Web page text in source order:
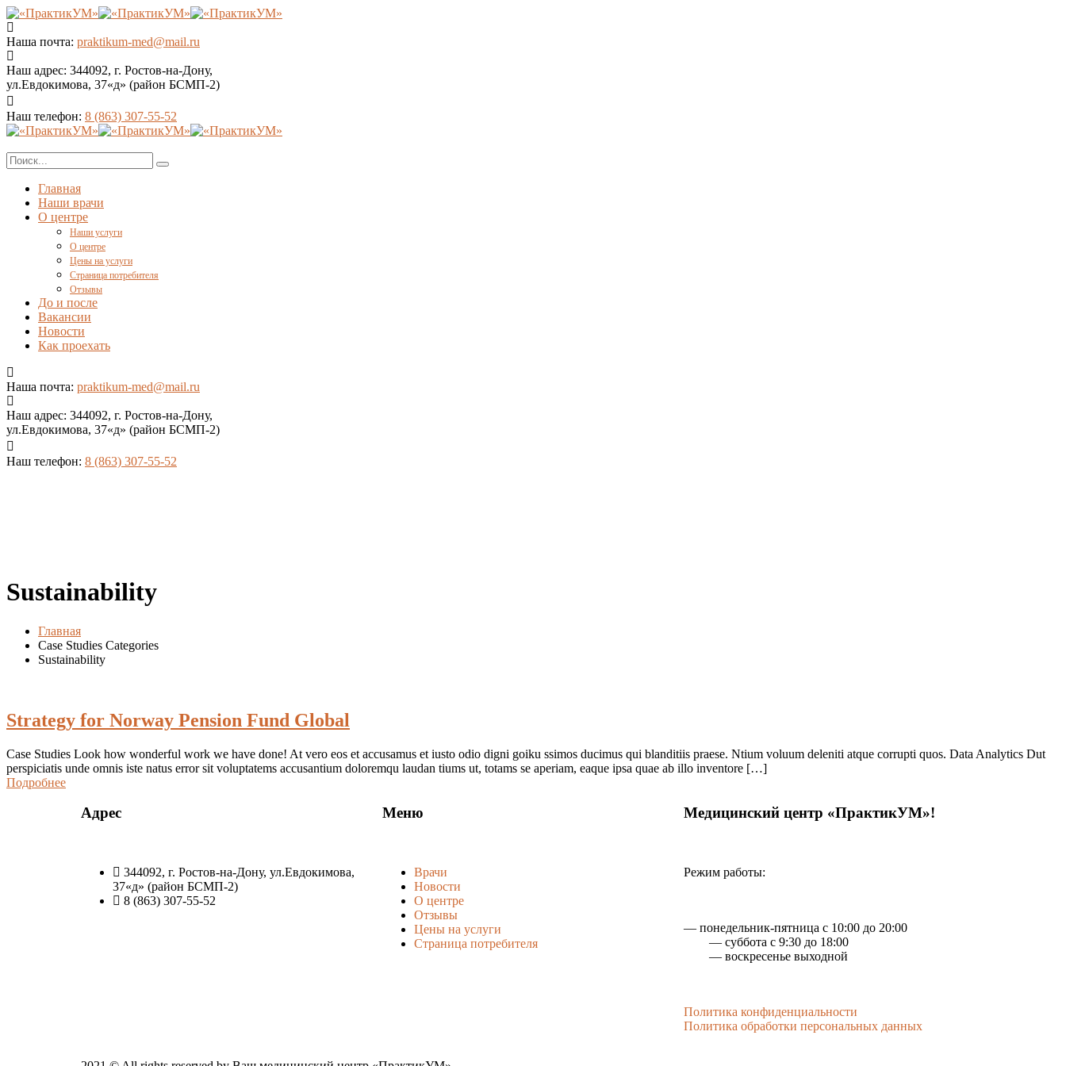
Наша почта: praktikum-med@mail.ru
Наш адрес: 344092, г. Ростов-на-Дону,
ул.Евдокимова, 37«д» (район БСМП-2)
Наш телефон: 8 (863) 307-55-52
Главная
Наши врачи
О центре
Наши услуги
О центре
Цены на услуги
Страница потребителя
Отзывы
До и после
Вакансии
Новости
Как проехать
Наша почта: praktikum-med@mail.ru
Наш адрес: 344092, г. Ростов-на-Дону,
ул.Евдокимова, 37«д» (район БСМП-2)
Наш телефон: 8 (863) 307-55-52
Sustainability
Главная
Case Studies Categories
Sustainability
Strategy for Norway Pension Fund Global
Case Studies Look how wonderful work we have done! At vero eos et accusamus et iusto odio digni goiku ssimos ducimus qui blanditiis praese. Ntium voluum deleniti atque corrupti quos. Data Analytics Dut
perspiciatis unde omnis iste natus error sit voluptatems accusantium doloremqu laudan tiums ut, totams se aperiam, eaque ipsa quae ab illo inventore […]
Подробнее
Адрес
344092, г. Ростов-на-Дону, ул.Евдокимова,
37«д» (район БСМП-2)
8 (863) 307-55-52
Меню
Врачи
Новости
О центре
Отзывы
Цены на услуги
Страница потребителя
Медицинский центр «ПрактикУМ»!
Режим работы:
— понедельник-пятница с 10:00 до 20:00
— суббота с 9:30 до 18:00
— воскресенье выходной
Политика конфиденциальности
Политика обработки персональных данных